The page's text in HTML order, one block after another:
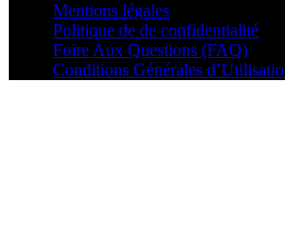
Mentions légales
Politique de de confidentialité
Foire Aux Questions (FAQ)
Conditions Générales